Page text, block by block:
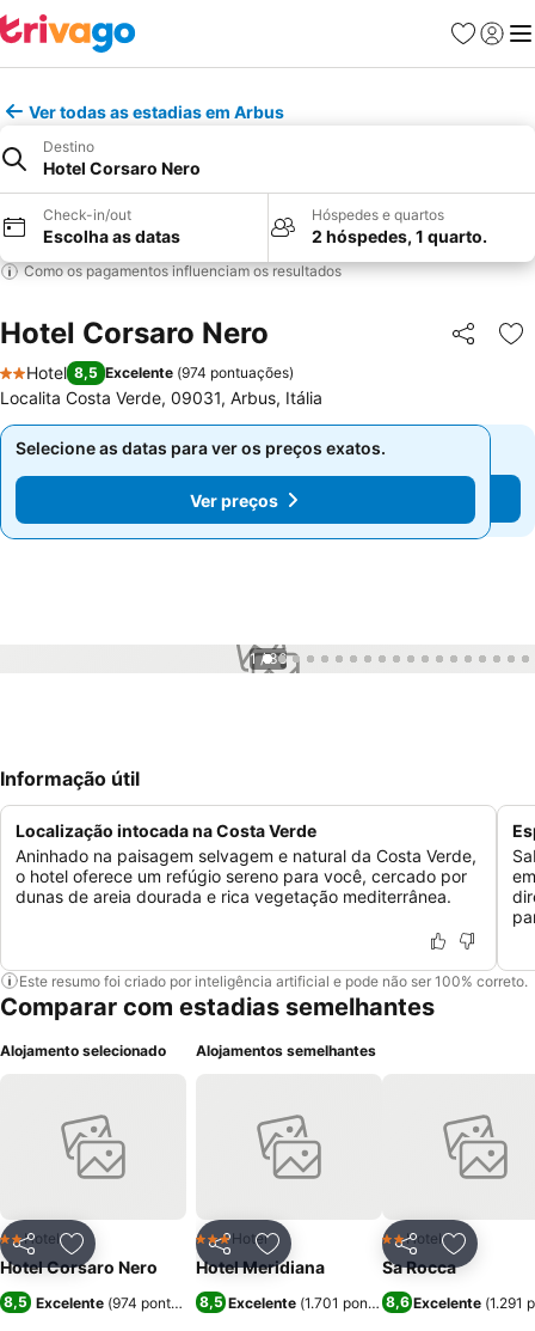
Favoritos
Iniciar
Ver todas as estadias em Arbus
Destino
Hotel Corsaro Nero
Check-in/out
Escolha as datas
Hóspedes e quartos
2 hóspedes, 1 quarto.
Como os pagamentos influenciam os resultados
Hotel Corsaro Nero Partilhar
2 Estrelas
Hotel 8,5 Excelente (974 pontuações)
Localita Costa Verde, 09031, Arbus, Itália
Selecione as datas para ver os preços exatos.
Ver preços
Selecione as datas para ver os preços exatos.
Ver preços
1 / 36
Informação útil
Localização intocada na Costa Verde
Aninhado na paisagem selvagem e natural da Costa Verde,
o hotel oferece um refúgio sereno para você, cercado por
dunas de areia dourada e rica vegetação mediterrânea.
Este resumo foi criado por inteligência artificial e pode não ser 100% correto.
Comparar com estadias semelhantes
Alojamento selecionado
PartilharAdicionar aos favoritos
2 Estrelas
Hotel
Hotel Corsaro Nero
8,5 Excelente (974 pontuações)
Alojamentos semelhantes
PartilharAdicionar aos favoritos
3 Estrelas
Hotel
Hotel Meridiana
8,5 Excelente (1.701 pontuações)
Partilhar
2 Estrelas
Hotel
Sa Rocca
8,6 Excelente (1.291